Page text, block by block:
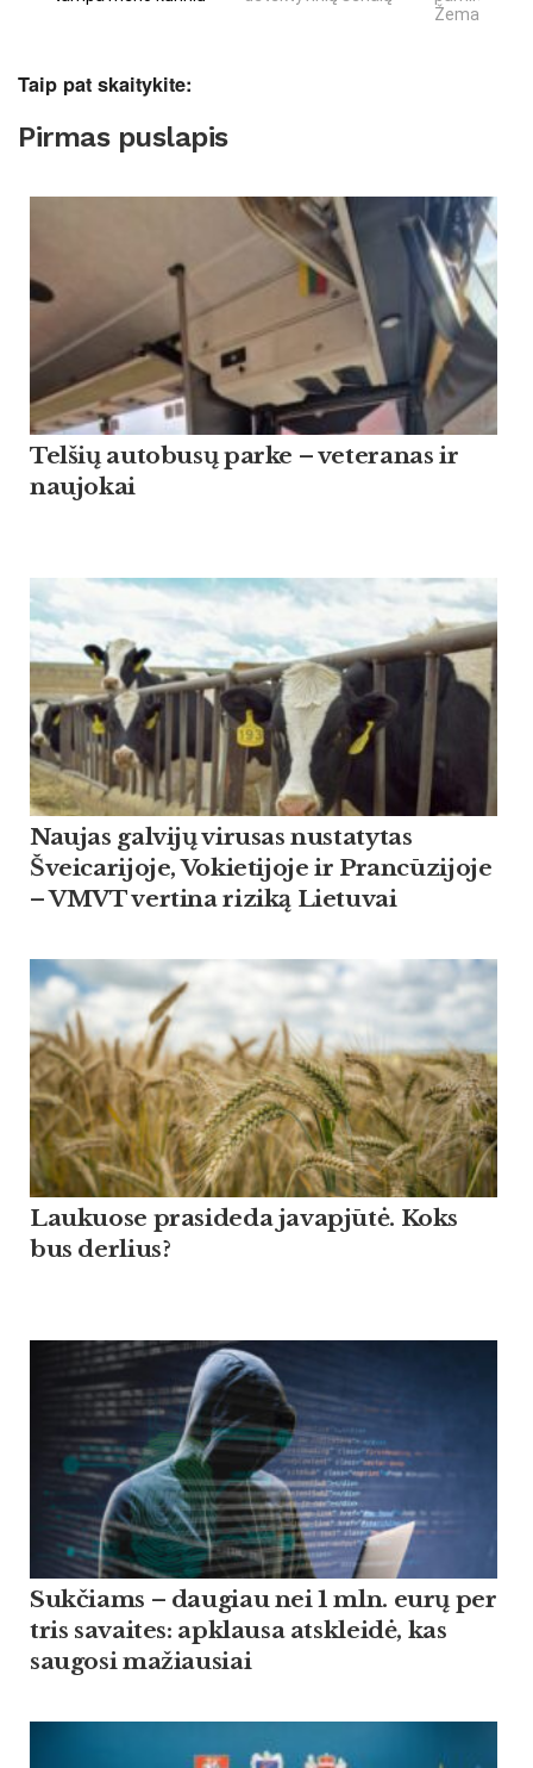
Žemaitiu
Taip pat skaitykite:
Pirmas puslapis
Tel­šių au­to­busų par­ke – ve­te­ra­nas ir
nau­jo­kai
Naujas galvijų virusas nustatytas
Šveicarijoje, Vokietijoje ir Prancūzijoje
– VMVT vertina riziką Lietuvai
Lau­kuo­se pra­si­de­da ja­vapjūtė. Koks
bus der­lius?
Suk­čiams – dau­giau nei 1 mln. eurų per
tris sa­vai­tes: ap­klau­sa at­skleidė, kas
sau­go­si ma­žiau­siai